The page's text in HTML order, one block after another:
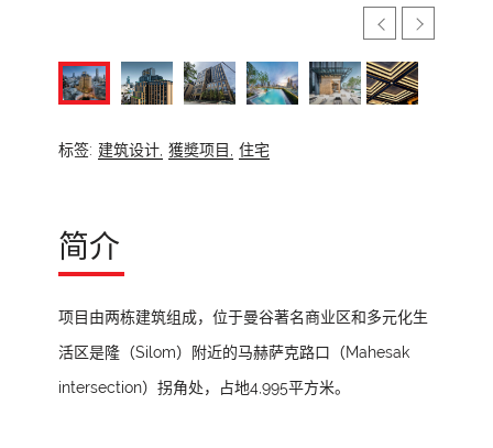
标签: 建筑设计, 獲奬项目, 住宅
简介
项目由两栋建筑组成，位于曼谷著名商业区和多元化生
活区是隆（Silom）附近的马赫萨克路口（Mahesak
intersection）拐角处，占地4,995平方米。